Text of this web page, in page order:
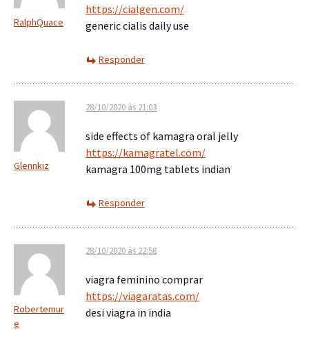
RalphQuace
https://cialgen.com/
generic cialis daily use
Responder
Glennkiz
28/10/2020 às 21:03
side effects of kamagra oral jelly
https://kamagratel.com/
kamagra 100mg tablets indian
Responder
Robertemur
e
28/10/2020 às 22:58
viagra feminino comprar
https://viagaratas.com/
desi viagra in india